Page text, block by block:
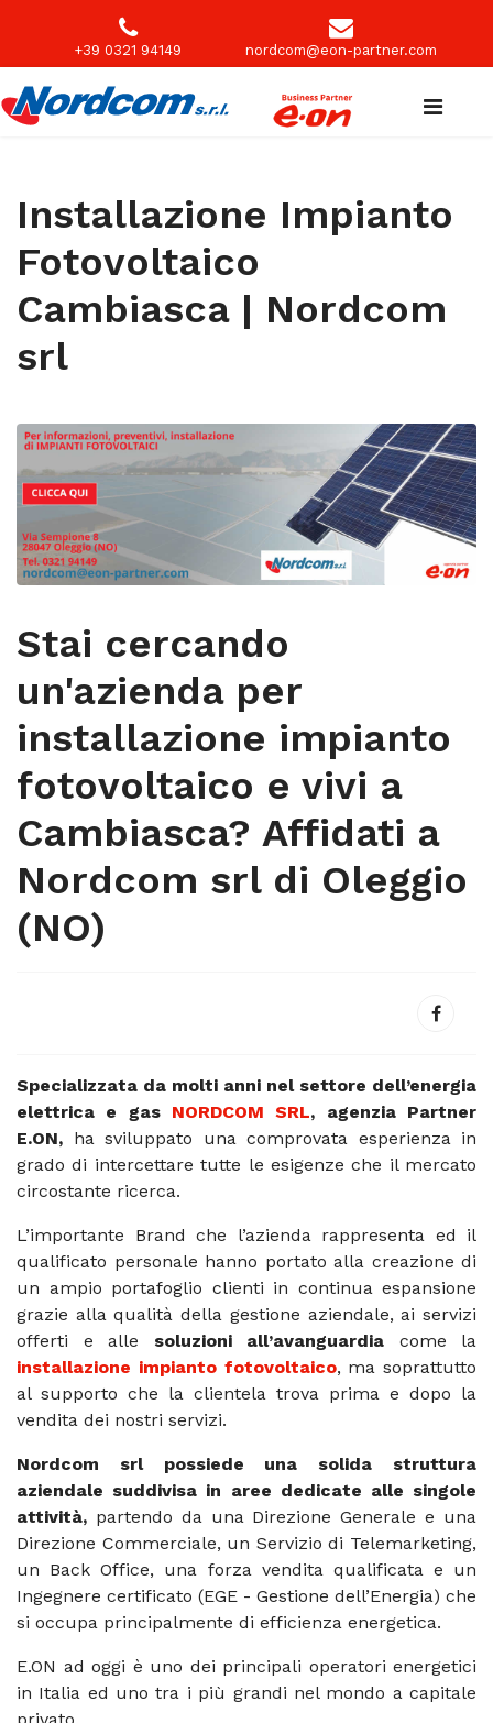
+39 0321 94149 nordcom@eon-partner.com
Installazione Impianto
Fotovoltaico
Cambiasca | Nordcom
srl
Stai cercando
un'azienda per
installazione impianto
fotovoltaico e vivi a
Cambiasca? Affidati a
Nordcom srl di Oleggio
(NO)
Specializzata da molti anni nel settore dell’energia
elettrica e gas NORDCOM SRL, agenzia Partner
E.ON, ha sviluppato una comprovata esperienza in
grado di intercettare tutte le esigenze che il mercato
circostante ricerca.
L’importante Brand che l’azienda rappresenta ed il
qualificato personale hanno portato alla creazione di
un ampio portafoglio clienti in continua espansione
grazie alla qualità della gestione aziendale, ai servizi
offerti e alle soluzioni all’avanguardia come la
installazione impianto fotovoltaico, ma soprattutto
al supporto che la clientela trova prima e dopo la
vendita dei nostri servizi.
Nordcom srl possiede una solida struttura
aziendale suddivisa in aree dedicate alle singole
attività, partendo da una Direzione Generale e una
Direzione Commerciale, un Servizio di Telemarketing,
un Back Office, una forza vendita qualificata e un
Ingegnere certificato (EGE - Gestione dell’Energia) che
si occupa principalmente di efficienza energetica.
E.ON ad oggi è uno dei principali operatori energetici
in Italia ed uno tra i più grandi nel mondo a capitale
privato.